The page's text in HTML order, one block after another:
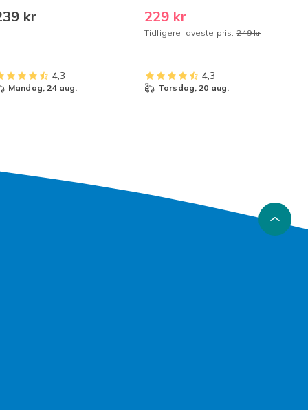
Haaland Trykt) 22
kr
4,3
mandag, 24 aug.
229 kr
Tidligere laveste pris: 249 kr
4,3
torsdag, 20 aug.